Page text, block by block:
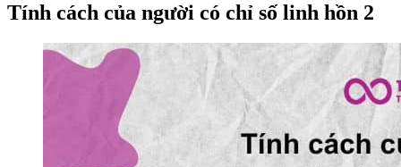
Tính cách của người có chỉ số linh hồn 2